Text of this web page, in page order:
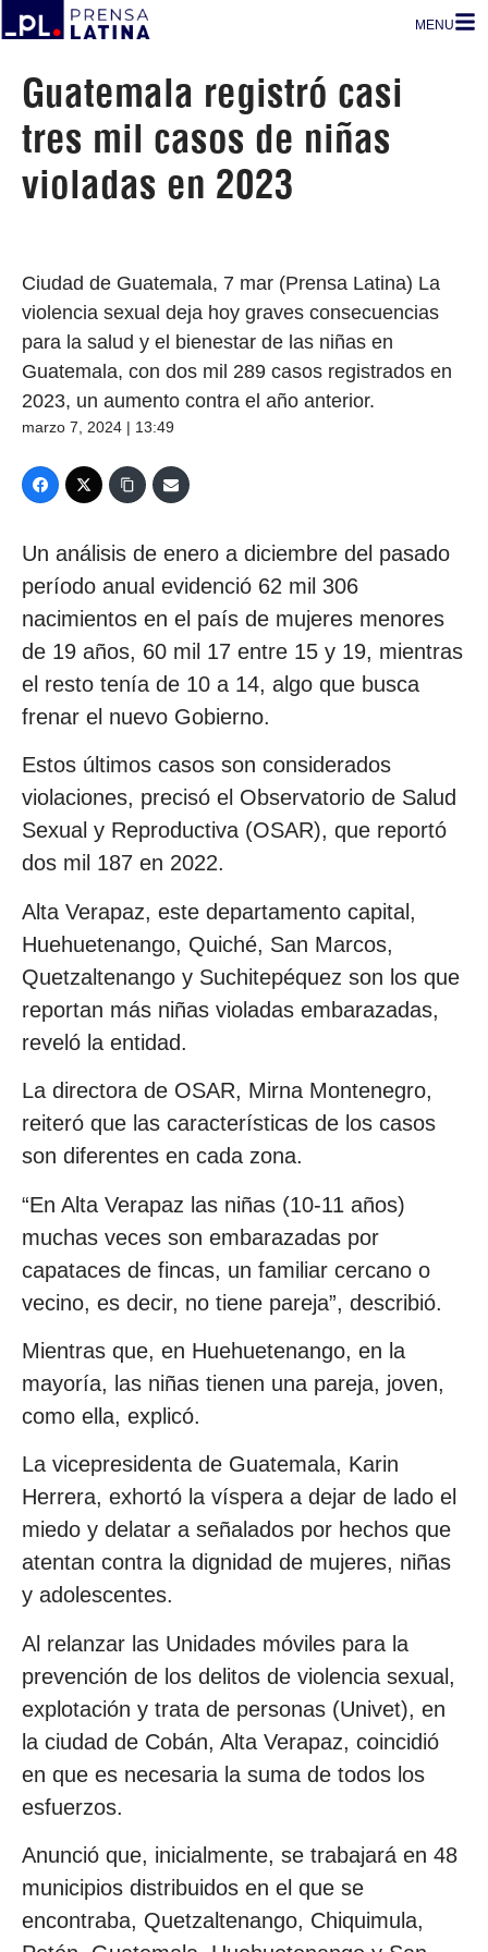
MENU
Guatemala registró casi
tres mil casos de niñas
violadas en 2023
Ciudad de Guatemala, 7 mar (Prensa Latina) La
violencia sexual deja hoy graves consecuencias
para la salud y el bienestar de las niñas en
Guatemala, con dos mil 289 casos registrados en
2023, un aumento contra el año anterior.
marzo 7, 2024 | 13:49
Un análisis de enero a diciembre del pasado
período anual evidenció 62 mil 306
nacimientos en el país de mujeres menores
de 19 años, 60 mil 17 entre 15 y 19, mientras
el resto tenía de 10 a 14, algo que busca
frenar el nuevo Gobierno.
Estos últimos casos son considerados
violaciones, precisó el Observatorio de Salud
Sexual y Reproductiva (OSAR), que reportó
dos mil 187 en 2022.
Alta Verapaz, este departamento capital,
Huehuetenango, Quiché, San Marcos,
Quetzaltenango y Suchitepéquez son los que
reportan más niñas violadas embarazadas,
reveló la entidad.
La directora de OSAR, Mirna Montenegro,
reiteró que las características de los casos
son diferentes en cada zona.
“En Alta Verapaz las niñas (10-11 años)
muchas veces son embarazadas por
capataces de fincas, un familiar cercano o
vecino, es decir, no tiene pareja”, describió.
Mientras que, en Huehuetenango, en la
mayoría, las niñas tienen una pareja, joven,
como ella, explicó.
La vicepresidenta de Guatemala, Karin
Herrera, exhortó la víspera a dejar de lado el
miedo y delatar a señalados por hechos que
atentan contra la dignidad de mujeres, niñas
y adolescentes.
Al relanzar las Unidades móviles para la
prevención de los delitos de violencia sexual,
explotación y trata de personas (Univet), en
la ciudad de Cobán, Alta Verapaz, coincidió
en que es necesaria la suma de todos los
esfuerzos.
Anunció que, inicialmente, se trabajará en 48
municipios distribuidos en el que se
encontraba, Quetzaltenango, Chiquimula,